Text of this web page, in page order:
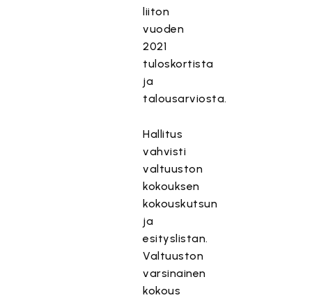
liiton
vuoden
2021
tuloskortista
ja
talousarviosta.
Hallitus
vahvisti
valtuuston
kokouksen
kokouskutsun
ja
esityslistan.
Valtuuston
varsinainen
kokous